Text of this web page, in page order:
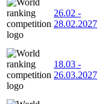
26.02 -
28.02.2027
18.03 -
26.03.2027